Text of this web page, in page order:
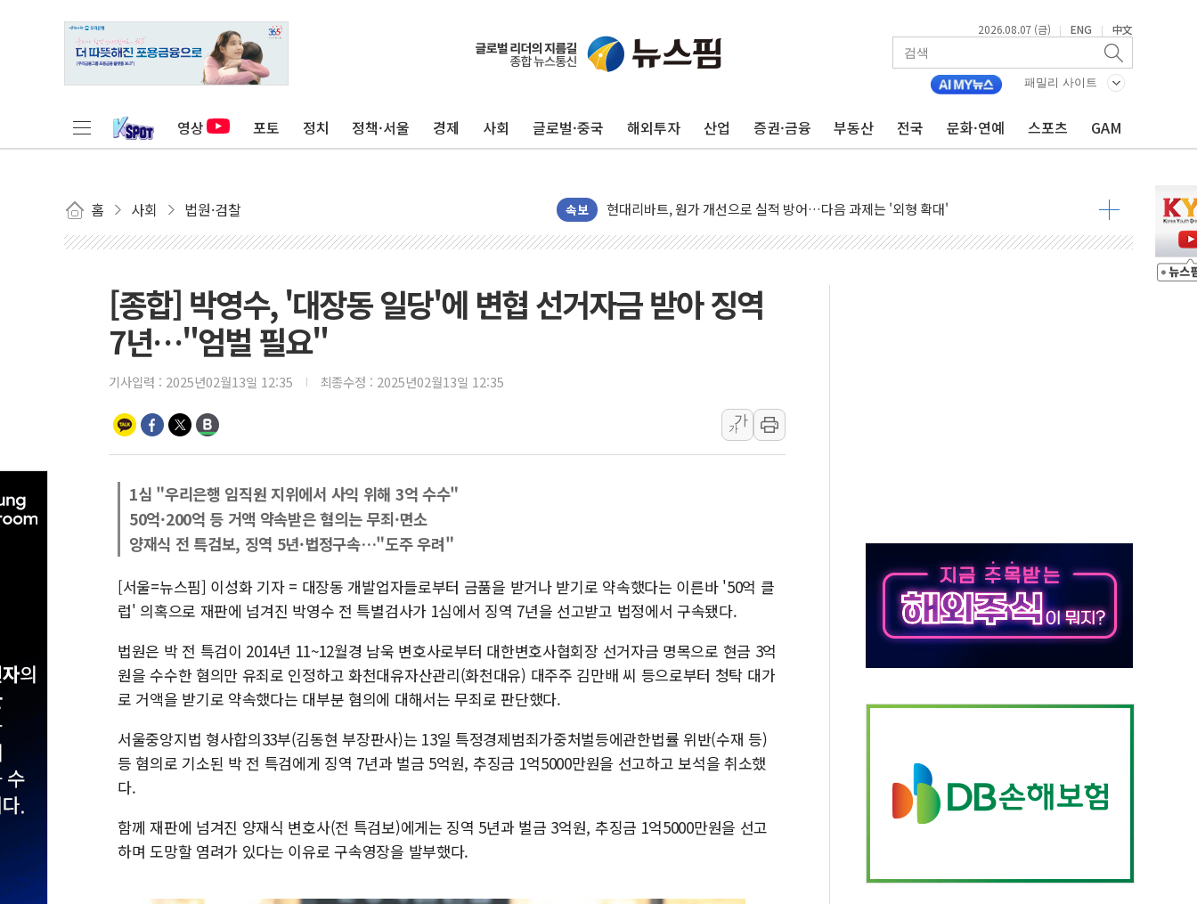
2026.08.07 (금) | ENG | 中文
패밀리 사이트
영상 포토 정치 정책·서울 경제 사회 글로벌·중국 해외투자 산업 증권·금융 부동산 전국 문화·연예 스포츠 GAM
홈 사회 법원·검찰 속보
트럼프, '원정출산 시민권 차단' 행정명령 서명…출생시민권 제한 재시동
"세금 부담 덜자"…비거주 1주택자 귀환 조짐에 전월세시장 '긴장'
세금 부담 커진 고가 1주택자…맞교환·재매수·다운사이징 '저울질'
[금/유가] 이란의 호르무즈 해협 통항 제한 검토에 유가 3% 급등…금값 보합
뉴욕증시, 유가·금리 부담에 하락…다우 5거래일 랠리 '마침표'
[민주 당권주자 일정] 송영길·정청래·김민석 후보 - 8월 7일
李대통령, 오늘 부동산 정책 점검 2차 회의…주택 공급 대책 막바지 조율할 듯
유럽증시, 견조한 실적 소화하며 대부분 상승… "2분기 기업 순이익 21% 증가" 전망
리투아니아 국방 "러, 우크라 드론으로 나토 회원국 공격 검토… 거짓 깃발 작전"
뉴욕증시 프리뷰, 미 주가선물 AI주 차익실현 속 혼조세...웨스턴디지털·샌디스크↓
청와대, 북한 단거리 탄도미사일 발사에 긴급 안보 점검회의
[종합] 박영수, '대장동 일당'에 변협 선거자금 받아 징역
7년…"엄벌 필요"
기사입력 : 2025년02월13일 12:35 최종수정 : 2025년02월13일 12:35
가
가
1심 "우리은행 임직원 지위에서 사익 위해 3억 수수"
50억·200억 등 거액 약속받은 혐의는 무죄·면소
양재식 전 특검보, 징역 5년·법정구속…"도주 우려"
[서울=뉴스핌] 이성화 기자 = 대장동 개발업자들로부터 금품을 받거나 받기로 약속했다는 이른바 '50억 클
럽' 의혹으로 재판에 넘겨진 박영수 전 특별검사가 1심에서 징역 7년을 선고받고 법정에서 구속됐다.
법원은 박 전 특검이 2014년 11~12월경 남욱 변호사로부터 대한변호사협회장 선거자금 명목으로 현금 3억
원을 수수한 혐의만 유죄로 인정하고 화천대유자산관리(화천대유) 대주주 김만배 씨 등으로부터 청탁 대가
로 거액을 받기로 약속했다는 대부분 혐의에 대해서는 무죄로 판단했다.
서울중앙지법 형사합의33부(김동현 부장판사)는 13일 특정경제범죄가중처벌등에관한법률 위반(수재 등)
등 혐의로 기소된 박 전 특검에게 징역 7년과 벌금 5억원, 추징금 1억5000만원을 선고하고 보석을 취소했
다.
함께 재판에 넘겨진 양재식 변호사(전 특검보)에게는 징역 5년과 벌금 3억원, 추징금 1억5000만원을 선고
하며 도망할 염려가 있다는 이유로 구속영장을 발부했다.